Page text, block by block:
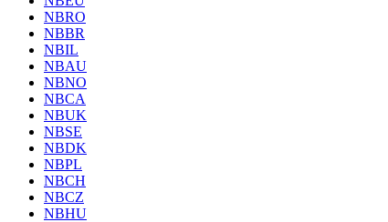
NBRO
NBBR
NBIL
NBAU
NBNO
NBCA
NBUK
NBSE
NBDK
NBPL
NBCH
NBCZ
NBHU